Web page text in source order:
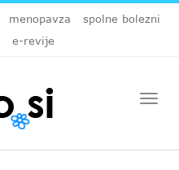
menopavza
spolne bolezni
e-revije